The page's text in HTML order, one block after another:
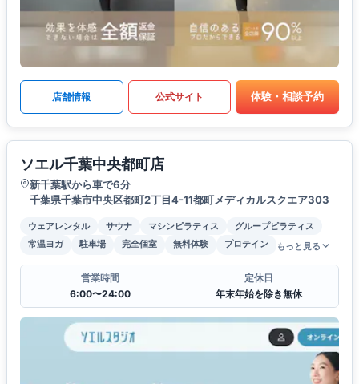
店舗情報 公式サイト 体験・相談予約
ソエル千葉中央都町店
新千葉駅から車で6分
千葉県千葉市中央区都町2丁目4-11都町メディカルスクエア303
ウェアレンタル サウナ マシンピラティス
グループピラティス
常温ヨガ
駐車場 完全個室 無料体験 プロテイン もっと見る
営業時間
6:00〜24:00
定休日
年末年始を除き無休